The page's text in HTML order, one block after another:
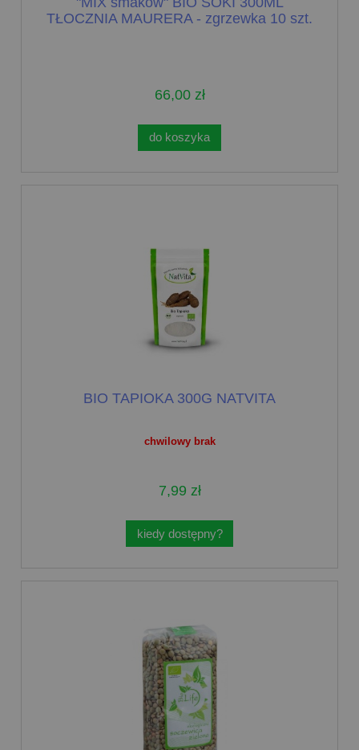
TŁOCZNIA MAURERA - zgrzewka 10 szt.
66,00 zł
do koszyka
chwilowy brak
BIO TAPIOKA 300G NATVITA
7,99 zł
kiedy dostępny?